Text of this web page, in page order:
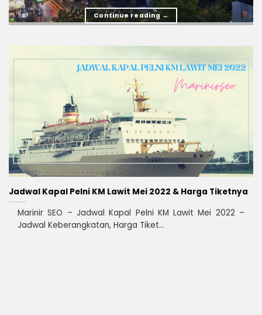
Continue reading →
Jadwal Kapal Pelni KM Lawit Mei 2022 & Harga Tiketnya
Marinir SEO – Jadwal Kapal Pelni KM Lawit Mei 2022 –
Jadwal Keberangkatan, Harga Tiket...